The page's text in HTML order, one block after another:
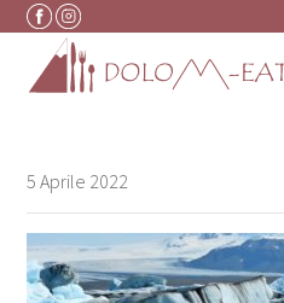
Vai al contenuto
5 Aprile 2022